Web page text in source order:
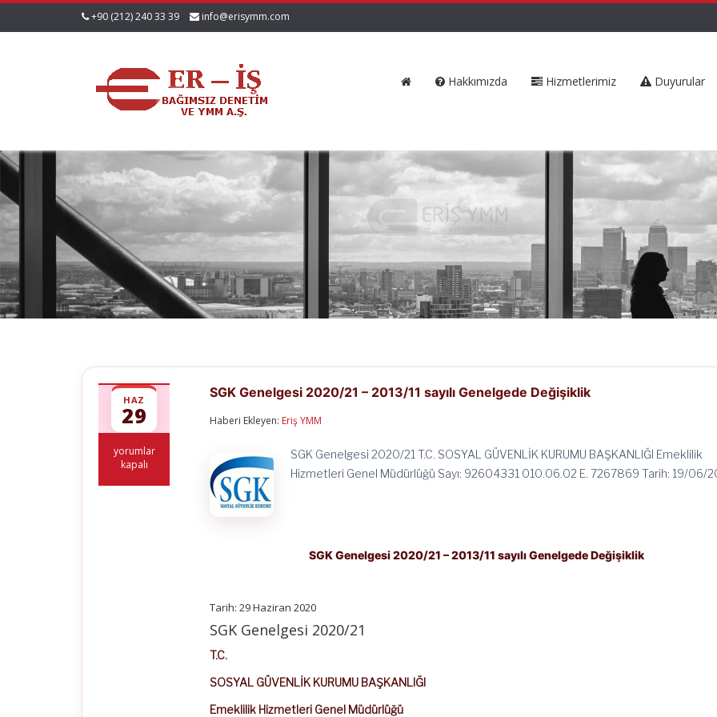
+90 (212) 240 33 39 info@erisymm.com
Hakkımızda Hizmetlerimiz Duyurular
HAZ
29
SGK
Genelgesi
yorumlar
kapalı
SGK Genelgesi 2020/21 – 2013/11 sayılı Genelgede Değişiklik
Haberi Ekleyen: Eriş YMM
SGK Genelgesi 2020/21 T.C. SOSYAL GÜVENLİK KURUMU BAŞKANLIĞI Emeklilik
Hizmetleri Genel Müdürlüğü Sayı: 92604331 010.06.02 E. 7267869 Tarih: 19/06/
SGK Genelgesi 2020/21 – 2013/11 sayılı Genelgede Değişiklik
Tarih: 29 Haziran 2020
SGK Genelgesi 2020/21
T.C.
SOSYAL GÜVENLİK KURUMU BAŞKANLIĞI
Emeklilik Hizmetleri Genel Müdürlüğü